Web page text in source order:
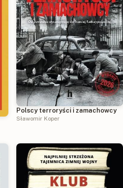
Polscy terroryści i zamachowcy
Sławomir Koper